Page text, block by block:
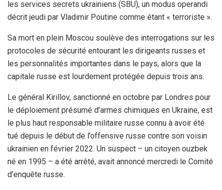
les services secrets ukrainiens (SBU), un modus operandi
décrit jeudi par Vladimir Poutine comme étant « terroriste ».
Sa mort en plein Moscou soulève des interrogations sur les
protocoles de sécurité entourant les dirigeants russes et
les personnalités importantes dans le pays, alors que la
capitale russe est lourdement protégée depuis trois ans.
Le général Kirillov, sanctionné en octobre par Londres pour
le déploiement présumé d’armes chimiques en Ukraine, est
le plus haut responsable militaire russe connu à avoir été
tué depuis le début de l’offensive russe contre son voisin
ukrainien en février 2022. Un suspect – un citoyen ouzbek
né en 1995 – a été arrêté, avait annoncé mercredi le Comité
d’enquête russe.